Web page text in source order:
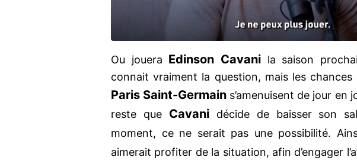
Ou jouera Edinson Cavani la saison
connait vraiment la question, mais les
Paris Saint-Germain s’amenuisent de jour en
reste que Cavanidécide de baisser son
moment, ce ne serait pas une possibilité.
aimerait profiter de la situation, afin d’engager